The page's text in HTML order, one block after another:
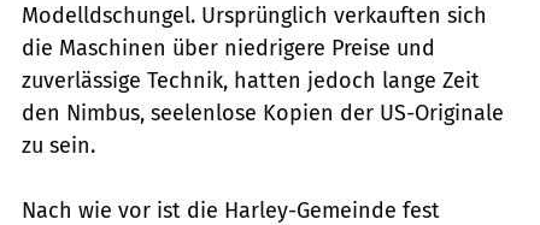
Modelldschungel. Ursprünglich verkauften sich
die Maschinen über niedrigere Preise und
zuverlässige Technik, hatten jedoch lange Zeit
den Nimbus, seelenlose Kopien der US-Originale
zu sein.
Nach wie vor ist die Harley-Gemeinde fest